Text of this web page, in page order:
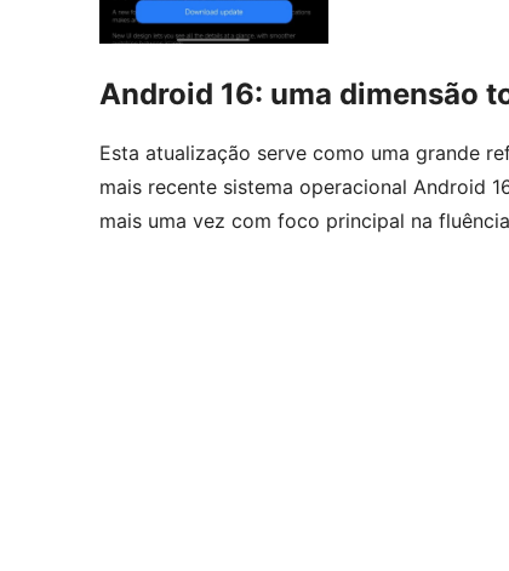
Android 16: uma dimensão
Esta atualização serve como uma grande
mais recente sistema operacional Android
mais uma vez com foco principal na